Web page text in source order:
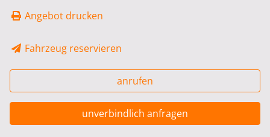
Angebot drucken
Fahrzeug reservieren
anrufen
unverbindlich anfragen